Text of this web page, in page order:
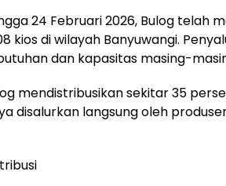
24 Februari 2026, Bulog telah
kios di wilayah Banyuwangi.
dan kapasitas masing-
mendistribusikan sekitar 35
disalurkan langsung oleh